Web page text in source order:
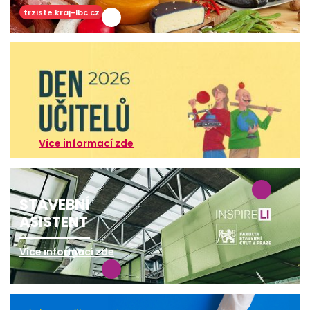
trziste.kraj-lbc.cz
Více informací zde
STAVEBNÍ
ASISTENT
Více informací zde